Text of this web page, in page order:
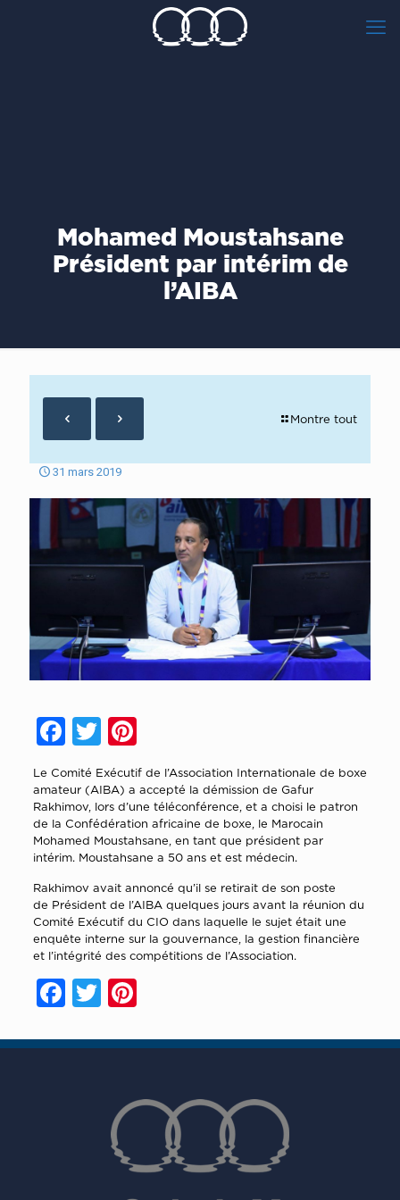
Mohamed Moustahsane
Président par intérim de
l’AIBA
Montre tout
31 mars 2019
Facebook
TwitterPinterest
Le Comité Exécutif de l’Association Internationale de boxe
amateur (AIBA) a accepté la démission de Gafur
Rakhimov, lors d’une téléconférence, et a choisi le patron
de la Confédération africaine de boxe, le Marocain
Mohamed Moustahsane, en tant que président par
intérim. Moustahsane a 50 ans et est médecin.
Rakhimov avait annoncé qu’il se retirait de son poste
de Président de l’AIBA quelques jours avant la réunion du
Comité Exécutif du CIO dans laquelle le sujet était une
enquête interne sur la gouvernance, la gestion financière
et l’intégrité des compétitions de l’Association.
Facebook
TwitterPinterest